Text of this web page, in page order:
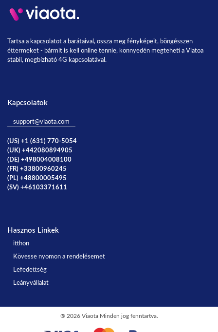
Tartsa a kapcsolatot a barátaival, ossza meg fényképeit, böngésszen
éttermeket - bármit is kell online tennie, könnyedén megteheti a Viatoa
stabil, megbízható 4G kapcsolatával.
Kapcsolatok
support@viaota.com
(US) +1 (631) 770-5054
(UK) +442080894905
(DE) +498004008100
(FR) +33800960245
(PL) +48800005495
(SV) +46103371611
Hasznos Linkek
itthon
Kövesse nyomon a rendelésemet
Lefedettség
Leányvállalat
® 2026 Viaota Minden jog fenntartva.